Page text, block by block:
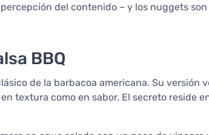
del contenido – y los nuggets
BBQ
de la barbacoa americana. Su versión
textura como en sabor. El secreto reside